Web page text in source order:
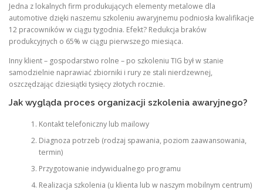
Jedna z lokalnych firm produkujących elementy metalowe dla
automotive dzięki naszemu szkoleniu awaryjnemu podniosła kwalifikacje
12 pracowników w ciągu tygodnia. Efekt? Redukcja braków
produkcyjnych o 65% w ciągu pierwszego miesiąca.
Inny klient – gospodarstwo rolne – po szkoleniu TIG był w stanie
samodzielnie naprawiać zbiorniki i rury ze stali nierdzewnej,
oszczędzając dziesiątki tysięcy złotych rocznie.
Jak wygląda proces organizacji szkolenia awaryjnego?
Kontakt telefoniczny lub mailowy
Diagnoza potrzeb (rodzaj spawania, poziom zaawansowania,
termin)
Przygotowanie indywidualnego programu
Realizacja szkolenia (u klienta lub w naszym mobilnym centrum)